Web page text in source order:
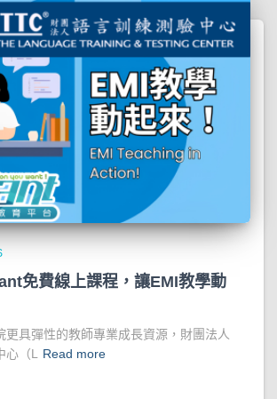
免費線上課程，讓EMI教學動
更具彈性的教師專業成長資源，財團法人
心（L
Read more